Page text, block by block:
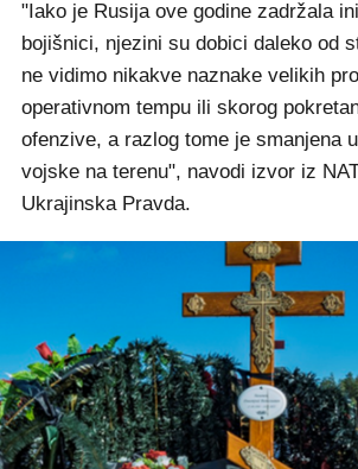
"Iako je Rusija ove godine zadržala
bojišnici, njezini su dobici daleko od
ne vidimo nikakve naznake velikih
operativnom tempu ili skorog
ofenzive, a razlog tome je smanjena
vojske na terenu", navodi izvor iz
Ukrajinska Pravda.